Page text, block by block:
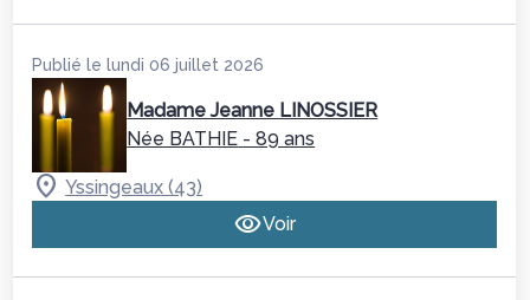
Publié le lundi 06 juillet 2026
Madame Jeanne LINOSSIER
Née BATHIE - 89 ans
Yssingeaux (43)
Voir